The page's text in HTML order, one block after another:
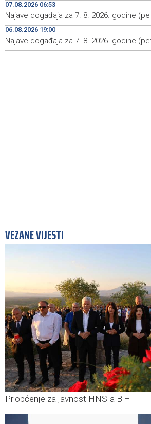
09:31
Bećirović na svečanosti povodom
Cazina:Slobodarski narod Krajine nikad i
09:27
'Gastro Livno 2026.' okupit će
proizvođače
07.08.2026 06:53
Najave događaja za 7. 8. 2026. godine
06.08.2026 19:00
Najave događaja za 7. 8. 2026. godine
VEZANE VIJESTI
Priopćenje za javnost HNS-a BiH